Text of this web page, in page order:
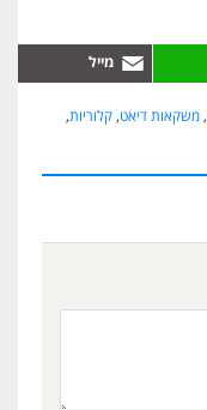
, משקאות דיאט, קלוריות,